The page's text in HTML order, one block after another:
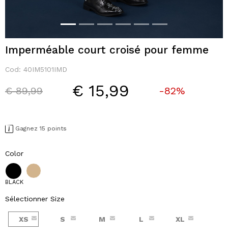
Imperméable court croisé pour femme
Cod: 40IM5101IMD
Price reduced from
€ 89,99to € 15,99 -82%
Gagnez 15 points
Color
BLACK
Sélectionner Size
XS S M L XL